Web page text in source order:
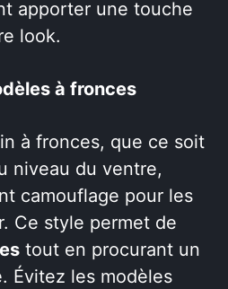
apporter une touche
look.
à fronces
à fronces, que ce soit
niveau du ventre,
camouflage pour les
Ce style permet de
tout en procurant un
Évitez les modèles